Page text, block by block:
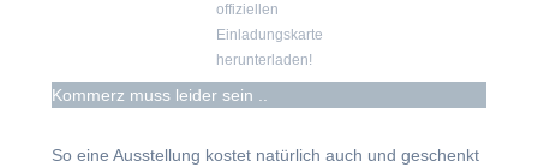
offiziellen
Einladungskarte
herunterladen!
Kommerz muss leider sein ..
So eine Ausstellung kostet natürlich auch und geschenkt